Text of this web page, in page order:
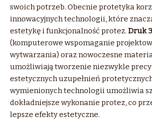
swoich potrzeb. Obecnie protetyka
innowacyjnych technologii, które
estetykę i funkcjonalność protez. Druk
(komputerowe wspomaganie
wytwarzania) oraz nowoczesne
umożliwiają tworzenie niezwykle
estetycznych uzupełnień
wymienionych technologii umożliwia
dokładniejsze wykonanie protez, co
lepsze efekty estetyczne.